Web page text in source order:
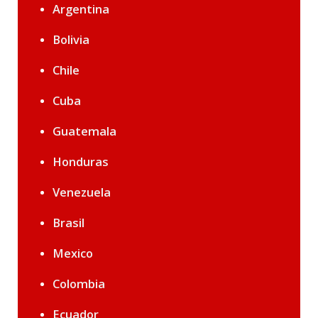
Argentina
Bolivia
Chile
Cuba
Guatemala
Honduras
Venezuela
Brasil
Mexico
Colombia
Ecuador